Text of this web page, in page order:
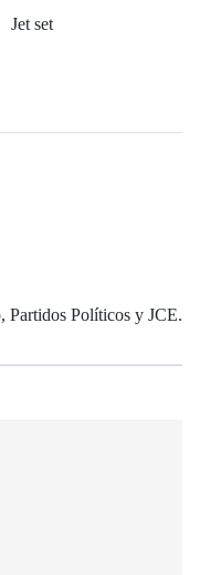
Jet set
Partidos Políticos y JCE.